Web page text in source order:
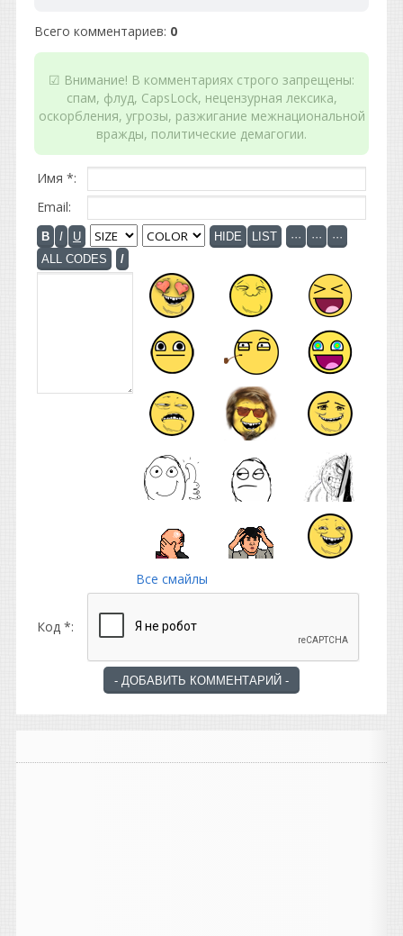
Всего комментариев: 0
☑ Внимание! В комментариях строго запрещены:
спам, флуд, CapsLock, нецензурная лексика,
оскорбления, угрозы, разжигание межнациональной
вражды, политические демагогии.
Имя *:
Email:
Все смайлы
Код *: